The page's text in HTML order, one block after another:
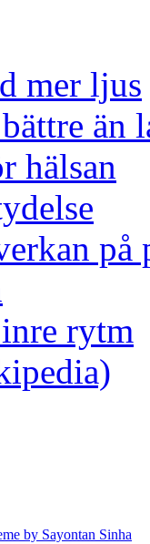
mer ljus
än
hälsan
på
rytm
by Sayontan Sinha